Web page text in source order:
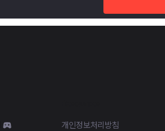
개인정보처리방침